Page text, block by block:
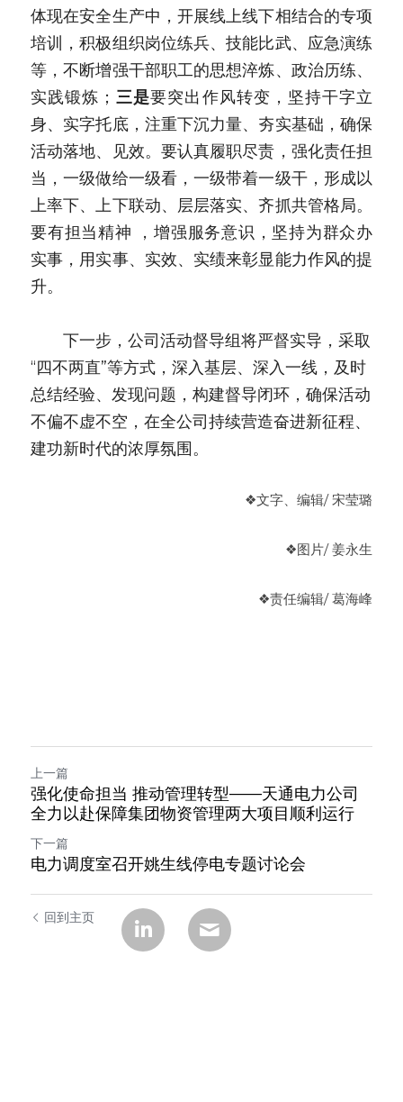
体现在安全生产中，开展线上线下相结合的专项
培训，积极组织岗位练兵、技能比武、应急演练
等，不断增强干部职工的思想淬炼、政治历练、
实践锻炼； 三是要突出作风转变，坚持干字立
身、实字托底，注重下沉力量、夯实基础，确保
活动落地、见效。要认真履职尽责，强化责任担
当，一级做给一级看，一级带着一级干，形成以
上率下、上下联动、层层落实、齐抓共管格局。
要有担当精神 ，增强服务意识，坚持为群众办
实事，用实事、实效、实绩来彰显能力作风的提
升。
下一步，公司活动督导组将严督实导，采取
“四不两直”等方式，深入基层、深入一线，及时
总结经验、发现问题，构建督导闭环，确保活动
不偏不虚不空，在全公司持续营造奋进新征程、
建功新时代的浓厚氛围。
❖文字、编辑/ 宋莹璐
❖图片/ 姜永生
❖责任编辑/ 葛海峰
上一篇
强化使命担当 推动管理转型——天通电力公司
全力以赴保障集团物资管理两大项目顺利运行
下一篇
电力调度室召开姚生线停电专题讨论会
回到主页